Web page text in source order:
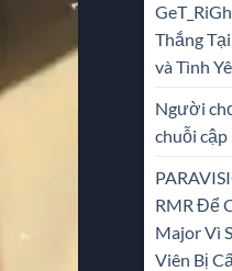
Thắng
và Tình
Người
chuỗi
RMR Để
Major Vì
Viên Bị